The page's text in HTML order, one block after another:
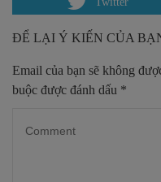
ĐỂ LẠI Ý KIẾN CỦA
Email của bạn sẽ không
buộc được đánh dấu *